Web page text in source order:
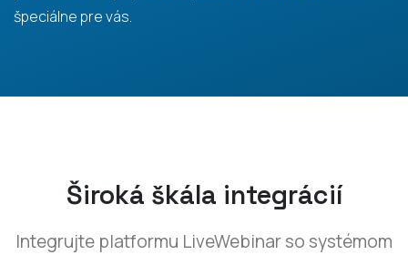
špeciálne pre vás.
Široká škála integrácií
Integrujte platformu LiveWebinar so systémom